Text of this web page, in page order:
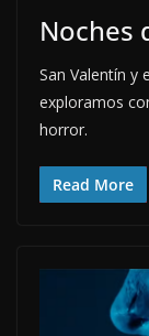
Noches
San Valentín y
exploramos
horror.
Read More